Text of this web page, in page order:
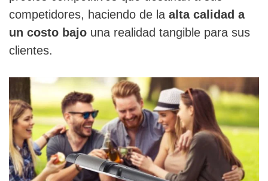
competidores, haciendo de la alta calidad a
un costo bajo una realidad tangible para sus
clientes.